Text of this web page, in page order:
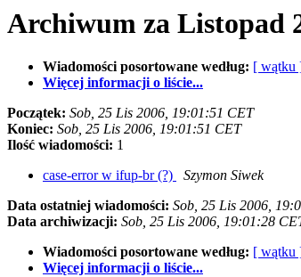
Archiwum za Listopad
Wiadomości posortowane według: [ wątku
Więcej informacji o liście...
Początek: Sob, 25 Lis 2006, 19:01:51 CET
Koniec: Sob, 25 Lis 2006, 19:01:51 CET
Ilość wiadomości: 1
case-error w ifup-br (?)
Szymon Siwek
Data ostatniej wiadomości: Sob, 25 Lis 2006,
Data archiwizacji: Sob, 25 Lis 2006, 19:01:28
Wiadomości posortowane według: [ wątku
Więcej informacji o liście...